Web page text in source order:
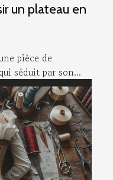
un plateau en
pièce de
séduit par son...